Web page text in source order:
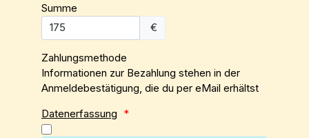
Summe
€
Zahlungsmethode
Informationen zur Bezahlung stehen in der
Anmeldebestätigung, die du per eMail erhältst
Datenerfassung *